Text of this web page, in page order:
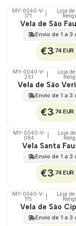
🇵🇹
100%
MY-0040-V-
171
Loja
Vela de São
Envio de 1 a 3
€3,74 EUR
🇵🇹
100%
MY-0040-V-
251
Loja
Vela de São
Envio de 1 a 3
€3,74 EUR
🇵🇹
100%
MY-0040-V-
084
Loja
Vela Santa
Envio de 1 a 3
€3,74 EUR
🇵🇹
100%
MY-0040-V-
115
Loja
Vela de São
Envio de 1 a 3